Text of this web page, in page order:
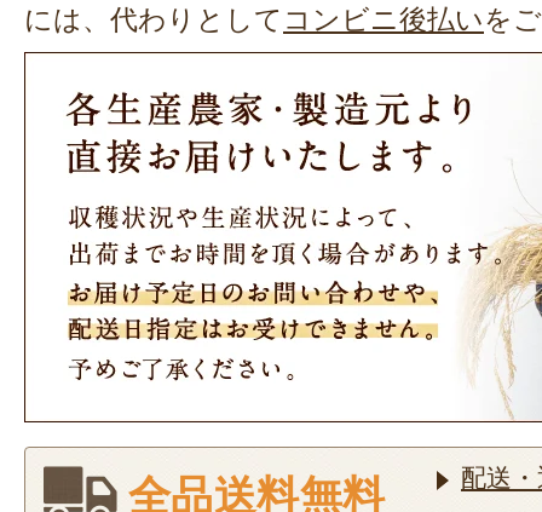
には、代わりとして コンビニ後払いを
全品送料無料 配送